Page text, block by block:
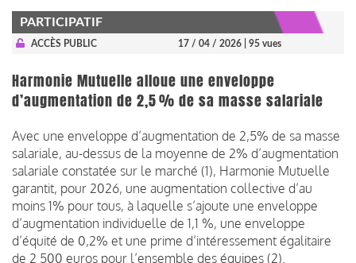
PARTICIPATIF
ACCÈS PUBLIC 17 / 04 / 2026 | 95 vues
Harmonie Mutuelle alloue une enveloppe
d’augmentation de 2,5 % de sa masse salariale
Avec une enveloppe d’augmentation de 2,5% de sa masse
salariale, au-dessus de la moyenne de 2% d’augmentation
salariale constatée sur le marché (1), Harmonie Mutuelle
garantit, pour 2026, une augmentation collective d’au
moins 1% pour tous, à laquelle s’ajoute une enveloppe
d’augmentation individuelle de 1,1 %, une enveloppe
d’équité de 0,2% et une prime d’intéressement égalitaire
de 2 500 euros pour l’ensemble des équipes (2).